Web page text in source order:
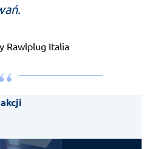
Rawlplug Italia